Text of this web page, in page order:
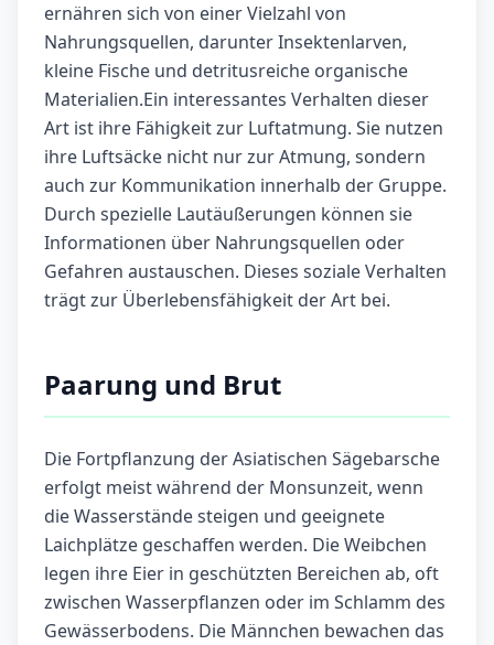
ernähren sich von einer Vielzahl von
Nahrungsquellen, darunter Insektenlarven,
kleine Fische und detritusreiche organische
Materialien.Ein interessantes Verhalten dieser
Art ist ihre Fähigkeit zur Luftatmung. Sie nutzen
ihre Luftsäcke nicht nur zur Atmung, sondern
auch zur Kommunikation innerhalb der Gruppe.
Durch spezielle Lautäußerungen können sie
Informationen über Nahrungsquellen oder
Gefahren austauschen. Dieses soziale Verhalten
trägt zur Überlebensfähigkeit der Art bei.
Paarung und Brut
Die Fortpflanzung der Asiatischen Sägebarsche
erfolgt meist während der Monsunzeit, wenn
die Wasserstände steigen und geeignete
Laichplätze geschaffen werden. Die Weibchen
legen ihre Eier in geschützten Bereichen ab, oft
zwischen Wasserpflanzen oder im Schlamm des
Gewässerbodens. Die Männchen bewachen das